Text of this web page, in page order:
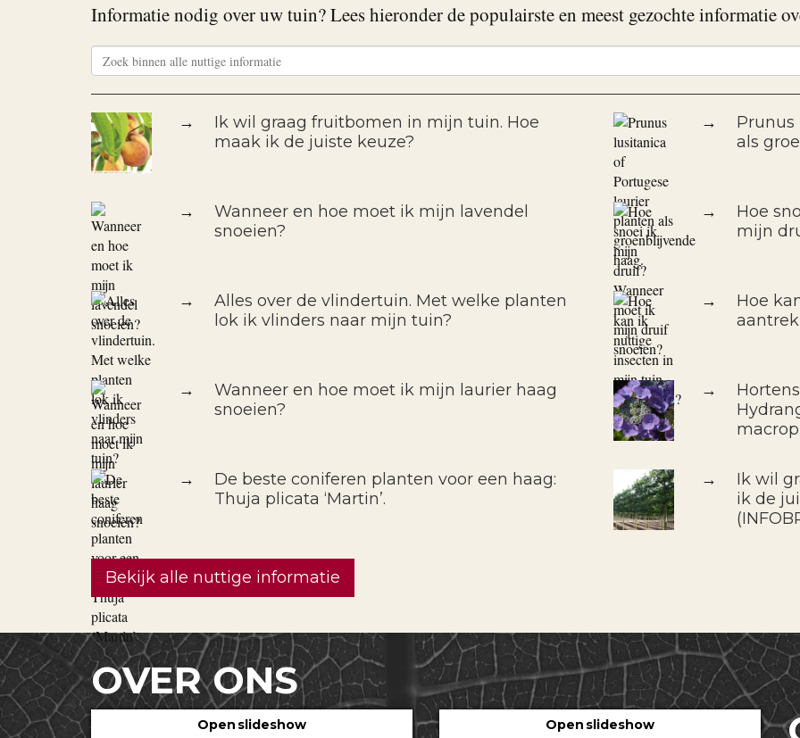
Informatie nodig over uw tuin? Lees hieronder de populairste en meest gezochte informatie
→
Ik wil graag fruitbomen in mijn tuin. Hoe
maak ik de juiste keuze?
→
als
→
Wanneer en hoe moet ik mijn lavendel
snoeien?
→
Hoe
mijn
→
Alles over de vlindertuin. Met welke planten
lok ik vlinders naar mijn tuin?
→
Hoe
→
Wanneer en hoe moet ik mijn laurier haag
snoeien?
→
→
De beste coniferen planten voor een haag:
Thuja plicata ‘Martin’.
→
Ik wil
ik de
Bekijk alle nuttige informatie
OVER ONS
Open slideshow Open slideshow